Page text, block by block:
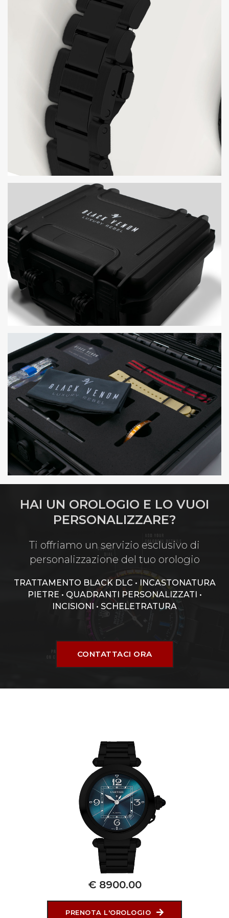
HAI UN OROLOGIO E LO VUOI
PERSONALIZZARE?
Ti offriamo un servizio esclusivo di
personalizzazione del tuo orologio
TRATTAMENTO BLACK DLC • INCASTONATURA
PIETRE • QUADRANTI PERSONALIZZATI •
INCISIONI • SCHELETRATURA
CONTATTACI ORA
€ 8900.00
PRENOTA L'OROLOGIO